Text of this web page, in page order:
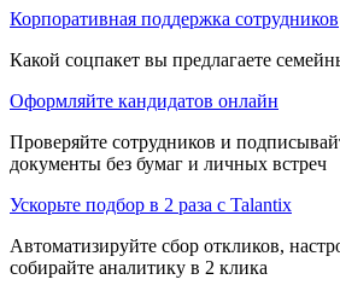
Корпоративная поддержка сотрудников
Какой соцпакет вы предлагаете
Оформляйте кандидатов онлайн
Проверяйте сотрудников и
документы без бумаг и личных встреч
Ускорьте подбор в 2 раза с Talantix
Автоматизируйте сбор откликов,
собирайте аналитику в 2 клика